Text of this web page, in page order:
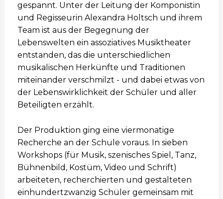
gespannt. Unter der Leitung der Komponistin
und Regisseurin Alexandra Holtsch und ihrem
Team ist aus der Begegnung der
Lebenswelten ein assoziatives Musiktheater
entstanden, das die unterschiedlichen
musikalischen Herkünfte und Traditionen
miteinander verschmilzt - und dabei etwas von
der Lebenswirklichkeit der Schüler und aller
Beteiligten erzählt.
Der Produktion ging eine viermonatige
Recherche an der Schule voraus. In sieben
Workshops (für Musik, szenisches Spiel, Tanz,
Bühnenbild, Kostüm, Video und Schrift)
arbeiteten, recherchierten und gestalteten
einhundertzwanzig Schüler gemeinsam mit